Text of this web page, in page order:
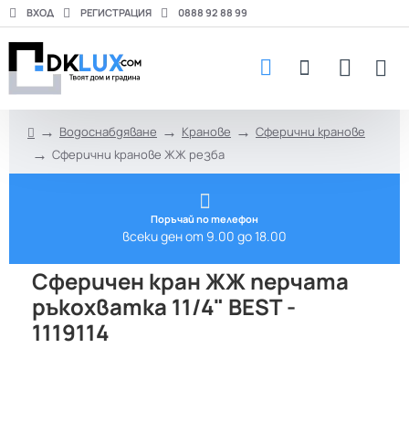
ВХОД РЕГИСТРАЦИЯ 0888 92 88 99
Водоснабдяване Кранове
Сферични кранове
Сферични кранове ЖЖ резба
Поръчай по телефон
всеки ден от 9.00 до 18.00
Сферичен кран ЖЖ перчата
ръкохватка 11/4" BEST -
1119114